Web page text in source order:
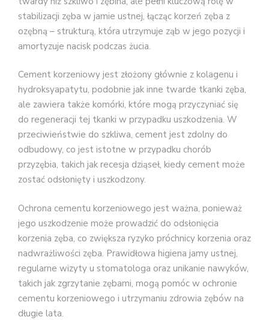
stabilizacji zęba w jamie ustnej, łącząc korzeń zęba z
ozębną – strukturą, która utrzymuje ząb w jego pozycji i
amortyzuje nacisk podczas żucia.
Cement korzeniowy jest złożony głównie z kolagenu i
hydroksyapatytu, podobnie jak inne twarde tkanki zęba,
ale zawiera także komórki, które mogą przyczyniać się
do regeneracji tej tkanki w przypadku uszkodzenia. W
przeciwieństwie do szkliwa, cement jest zdolny do
odbudowy, co jest istotne w przypadku chorób
przyzębia, takich jak recesja dziąseł, kiedy cement może
zostać odsłonięty i uszkodzony.
Ochrona cementu korzeniowego jest ważna, ponieważ
jego uszkodzenie może prowadzić do odsłonięcia
korzenia zęba, co zwiększa ryzyko próchnicy korzenia oraz
nadwrażliwości zęba. Prawidłowa higiena jamy ustnej,
regularne wizyty u stomatologa oraz unikanie nawyków,
takich jak zgrzytanie zębami, mogą pomóc w ochronie
cementu korzeniowego i utrzymaniu zdrowia zębów na
długie lata.